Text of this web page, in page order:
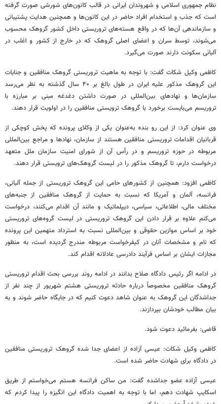
نظام جمهوری اسلامی و شهروندان ایرانی در قالب کانون‌های شورشی صورت گرفته
است که جذب و استخدام افراد حاضر در این کانون‌ها و همچنین هدایت پشتیبانی
و سازماندهی آن‌ها که در واقع هسته‌های تروریستی داخل کشور گروهک محسوب
می‌شوند، توسط سران و اعضای اصلی گروهک که در خارج از کشور و اغلب در
آلبانی سکونت دارند صورت می‌گیرد.
کاظمی وکیل شکات گفت: با توجه به ماهیت تروریستی گروهک منافقین و جنایات
این گروهک مذکور علیه ایران در طول بالغ بر ۴۰ سال گذشته به نظر می‌رسد
سازمان‌ها و نهادهای بین‌المللی در صورت داشتن دغدغه مبنی بر مبارزه با
تروریسم می‌بایست برخورد با گروهک ترویستی منافقین را در اولویت قرار دهند.
وی عنوان کرد: از این رو بنده به‌عنوان یکی از وکلای پرونده که پخش کوچکی از
قربانیان اقدامات تروریستی منافقین هستند از سازمان، نهادها و مراجع بین‌المللی
مربوطه در حوزه تروریسم و در رأس آن از شورای امنیت سازمان ملل متعهد
درخواست دارم، تا گروهک مذکور را در لیست گروهک‌های ترویستی قرار دهند.
کاظمی افزود: همچنین از کشورهای حامی این گروهک تروریستی از جمله آلبانی،
فرانسه، آلمان و آمریکا که نسبت به حمایت از گروهک منافقین از جنبه‌های
مختلف مالی، اطلاعاتی، سیاسی، دیپلماتیک و مانند آن اقدام می‌کنند، درخواست
می‌کنم علاوه بر قرار دادن این گروهک تروریستی در لیست گروه‌های تروریستی
خود بر اساس موازین حقوقی و بین‌المللی نسبت به استرداد متهمین این پرونده
که نام و مشخصات آنان در کیفرخواست مربوطه مندرج گردیده است، به منظور
مجازات ایشان بر اساس فرآیند دادرسی عادلانه اقدام کند.
در ادامه اگر رئیس دادگاه صلاح بدانند در ادامه روند بررسی بحث اقدام تروریستی
گروهک منافقین مخصوصاً درباره حادثه تروریستی هشتم شهریور از چند نفر از
جداشدگان این گروهک به عنوان شاهد دعوت کنیم که در جایگاه حاضر شوند و به
بیان مطالب خودشان بپردازند.
قاضی: بفرمائید دعوت شود.
کاظمی وکیل شکات: عیسی آزاده از اعضای جدا شده گروهک تروریستی منافقین
در دادگاه برای شهادت حاضر شده است.
عیسی آزاده عضو جداشده گفت: من ساکن فرانسه هستم می‌خواستم از طریق
اسکایپ شهادت دهم، اما با توجه به اهمیت دادگاه این انگیزه را پیدا کردم که